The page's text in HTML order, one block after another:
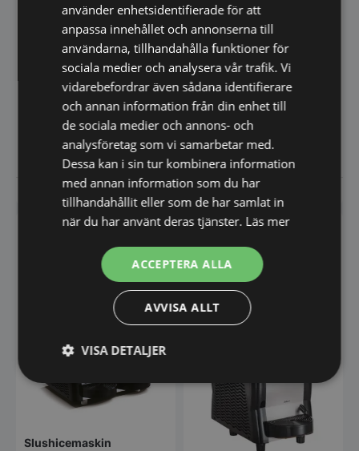
Milkshake mixer svart –
230V 400W Design by
Bronwasser
Designad av den holländska
designern Robert Bronwasser
och finns i 6 attraktiva…
1.709,00
SEK
Vi prisjämför
1.709,00
2.010,00SEK
Vi prisjämför
Slushicemaskin
använder enhetsidentifierade för att
anpassa innehållet och annonserna till
användarna, tillhandahålla funktioner för
sociala medier och analysera vår trafik. Vi
vidarebefordrar även sådana identifierare
och annan information från din enhet till
de sociala medier och annons- och
analysföretag som vi samarbetar med.
Dessa kan i sin tur kombinera information
med annan information som du har
tillhandahållit eller som de har samlat in
när du har använt deras tjänster. Läs mer
ACCEPTERA ALLA
AVVISA ALLT
VISA DETALJER
Strikt
nödvändigt
Prestanda Inriktning